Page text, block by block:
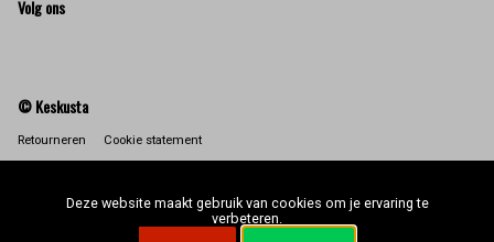
Volg ons
© Keskusta
Retourneren Cookie statement
Deze website maakt gebruik van cookies om je ervaring te
verbeteren.